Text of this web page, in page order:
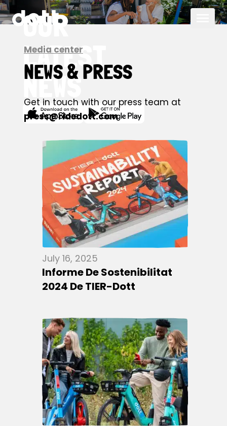
OUR
LATEST
NEWS
Media center
NEWS & PRESS
Get in touch with our press team at
press@ridedott.com
July 16, 2025
Informe De Sostenibilitat
2024 De TIER-Dott